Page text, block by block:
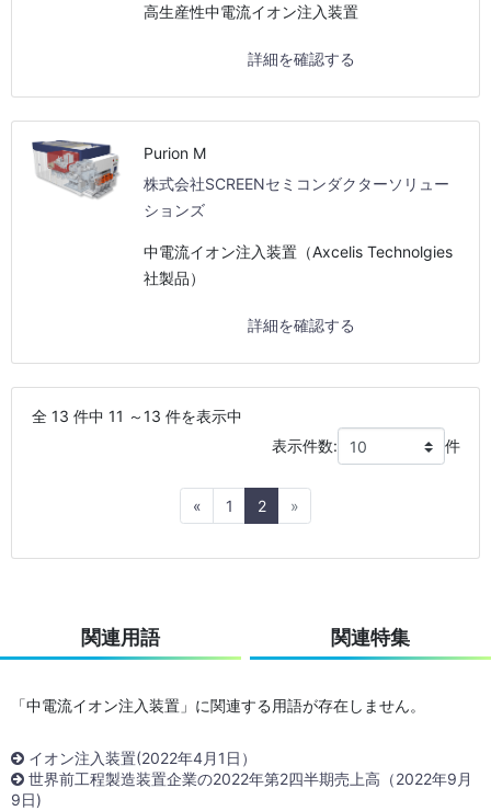
高生産性中電流イオン注入装置
詳細を確認する
Purion M
株式会社SCREENセミコンダクターソリュー
ションズ
中電流イオン注入装置（Axcelis Technolgies
社製品）
詳細を確認する
全 13 件中 11 ～13 件を表示中
表示件数:
件
«Previous
1 2 »Next
関連用語 関連特集
「中電流イオン注入装置」に関連する用語が存在しません。
イオン注入装置(2022年4月1日）
世界前工程製造装置企業の2022年第2四半期売上高（2022年9月
9日)